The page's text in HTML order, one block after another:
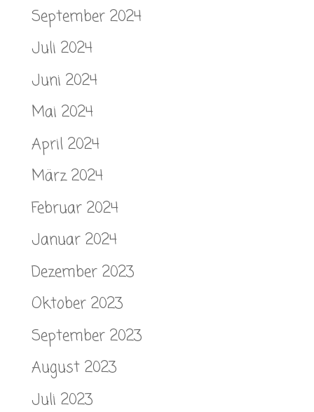
September 2024
Juli 2024
Juni 2024
Mai 2024
April 2024
März 2024
Februar 2024
Januar 2024
Dezember 2023
Oktober 2023
September 2023
August 2023
Juli 2023